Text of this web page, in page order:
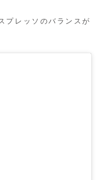
プレッソのバランスが